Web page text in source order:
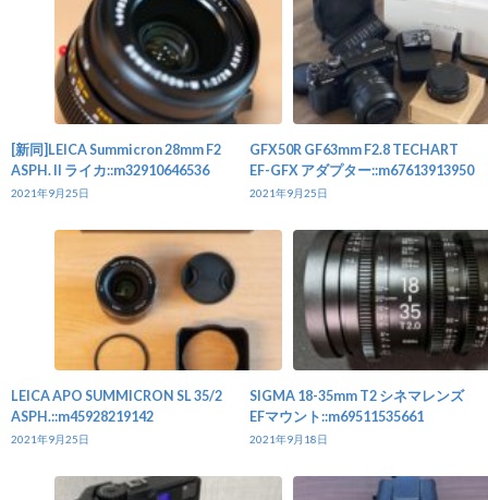
[新同]LEICA Summicron 28mm F2
ASPH. II ライカ::m32910646536
2021年9月25日
GFX50R GF63mm F2.8 TECHART
EF-GFX アダプター::m67613913950
2021年9月25日
LEICA APO SUMMICRON SL 35/2
ASPH.::m45928219142
2021年9月25日
SIGMA 18-35mm T2 シネマレンズ
EFマウント::m69511535661
2021年9月18日